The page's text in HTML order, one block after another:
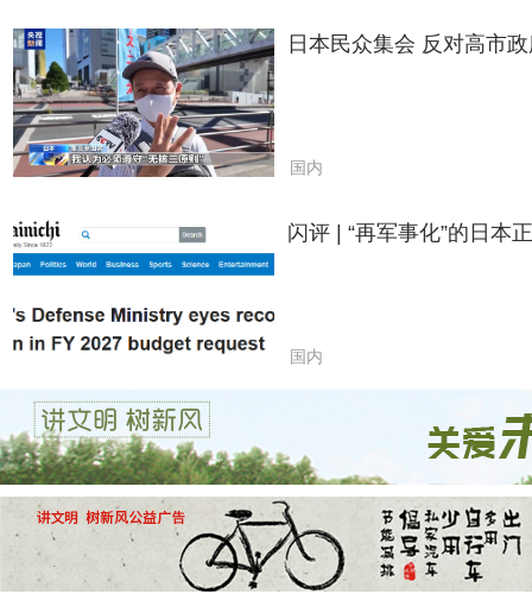
日本民众集会 反对高市政
国内
闪评 | “再军事化”的日本
国内